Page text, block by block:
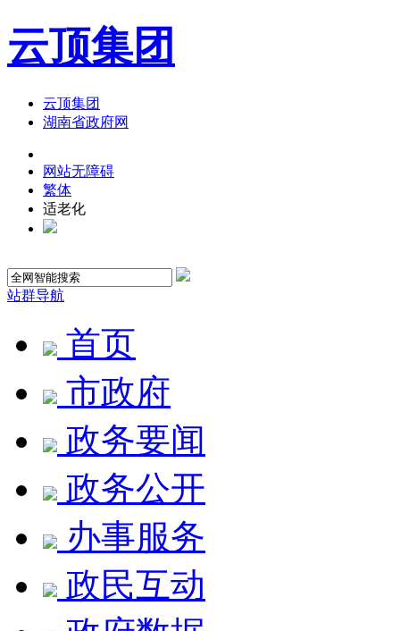
云顶集团
云顶集团
湖南省政府网
网站无障碍
繁体
适老化
站群导航
首页
市政府
政务要闻
政务公开
办事服务
政民互动